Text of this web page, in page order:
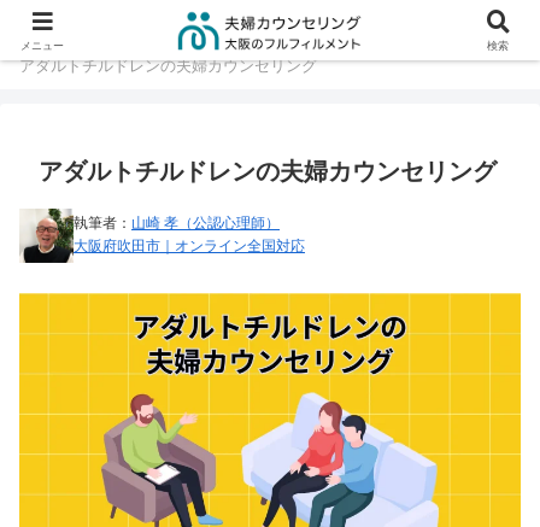
大阪の夫婦カウンセリング TOP
夫婦に起こる問題
アダルトチルドレンの夫婦カウンセリング
アダルトチルドレンの夫婦カウンセリング
執筆者： 山崎 孝（公認心理師）
大阪府吹田市｜オンライン全国対応
メニュー 検索